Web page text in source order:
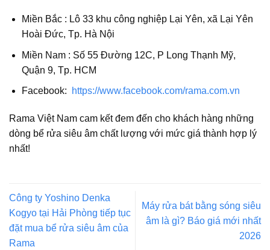
Miền Bắc : Lô 33 khu công nghiệp Lại Yên, xã Lại Yên
Hoài Đức, Tp. Hà Nội
Miền Nam : Số 55 Đường 12C, P Long Thạnh Mỹ,
Quận 9, Tp. HCM
Facebook: https://www.facebook.com/rama.com.vn
Rama Việt Nam cam kết đem đến cho khách hàng những
dòng bể rửa siêu âm chất lượng với mức giá thành hợp lý
nhất!
Công ty Yoshino Denka
Kogyo tại Hải Phòng tiếp tục
đặt mua bể rửa siêu âm của
Rama
Máy rửa bát bằng sóng siêu
âm là gì? Báo giá mới nhất
2026